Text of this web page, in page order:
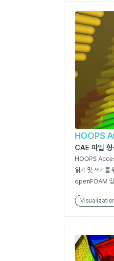
HOOPS
CAE 파일
HOOPS
읽기 및 쓰기
openFOAM 및